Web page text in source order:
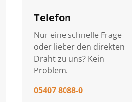
Telefon
Nur eine schnelle Frage
oder lieber den direkten
Draht zu uns? Kein
Problem.
05407 8088-0